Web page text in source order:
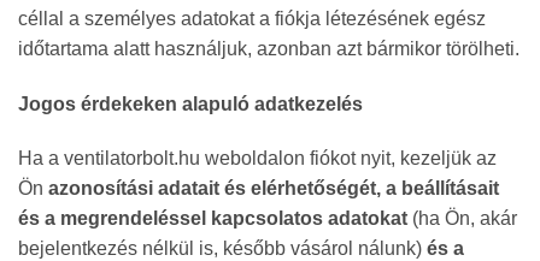
céllal a személyes adatokat a fiókja létezésének egész
időtartama alatt használjuk, azonban azt bármikor törölheti.
Jogos érdekeken alapuló adatkezelés
Ha a ventilatorbolt.hu weboldalon fiókot nyit, kezeljük az
Ön azonosítási adatait és elérhetőségét, a beállításait
és a megrendeléssel kapcsolatos adatokat (ha Ön, akár
bejelentkezés nélkül is, később vásárol nálunk) és a